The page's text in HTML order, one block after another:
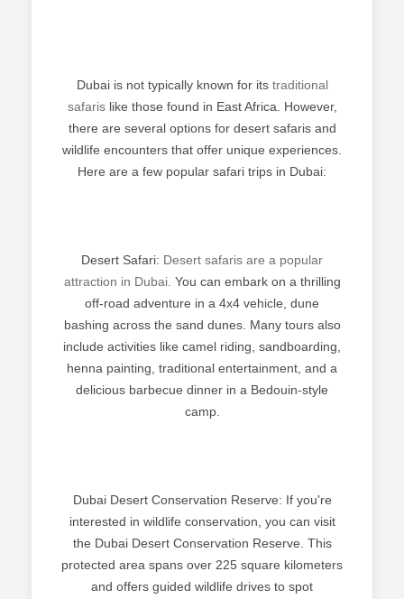
Dubai is not typically known for its traditional
safarislike those found in East Africa. However,
there are several options for desert safaris and
wildlife encounters that offer unique experiences.
Here are a few popular safari trips in Dubai:
Desert Safari: Desert safaris are a popular
attraction in Dubai. You can embark on a thrilling
off-road adventure in a 4x4 vehicle, dune
bashing across the sand dunes. Many tours also
include activities like camel riding, sandboarding,
henna painting, traditional entertainment, and a
delicious barbecue dinner in a Bedouin-style
camp.
Dubai Desert Conservation Reserve: If you're
interested in wildlife conservation, you can visit
the Dubai Desert Conservation Reserve. This
protected area spans over 225 square kilometers
and offers guided wildlife drives to spot